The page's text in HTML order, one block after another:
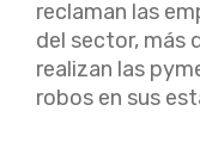
reclaman las
del sector, más
realizan las
robos en sus